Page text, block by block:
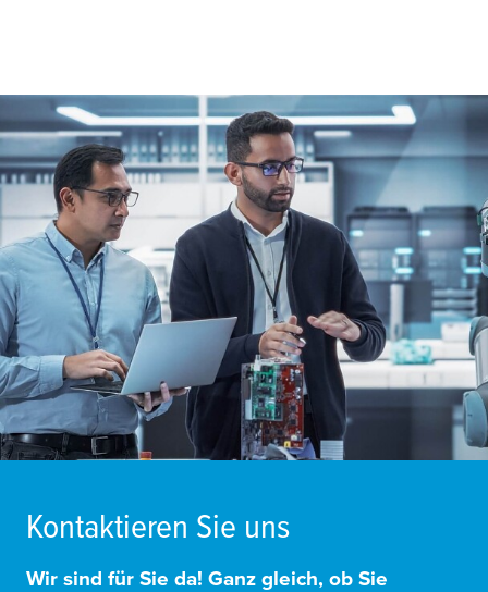
Kontaktieren Sie uns
Wir sind für Sie da! Ganz gleich, ob Sie